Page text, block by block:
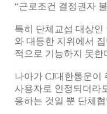
“근로조건 결정권자
특히 단체교섭 대상인
와 대등한 지위에서
적으로 기능하지 못한
나아가 CJ대한통운이
사용자로 인정되더라
응하는 것일 뿐 단체